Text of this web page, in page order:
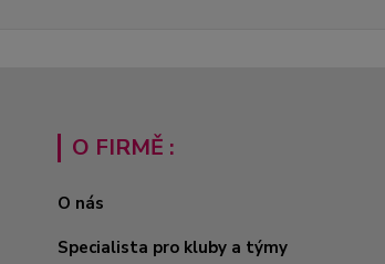
O FIRMĚ :
O nás
Specialista pro kluby a týmy